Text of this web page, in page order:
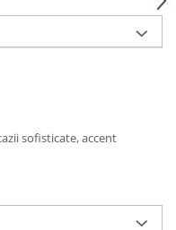
sofisticate, accent